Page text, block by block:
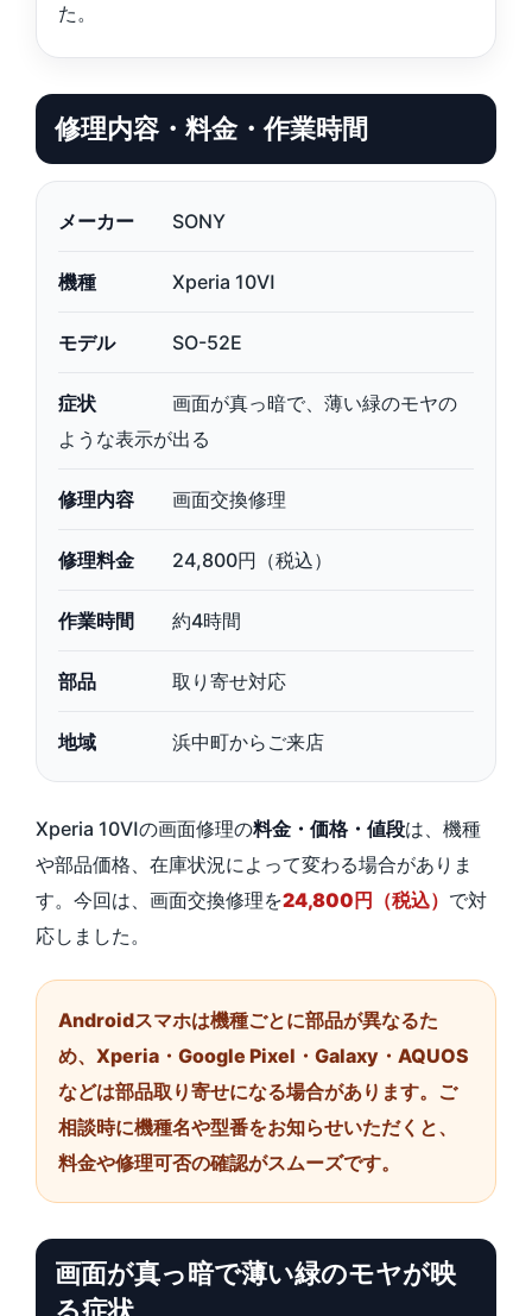
た。
修理内容・料金・作業時間
メーカー SONY
機種 Xperia 10Ⅵ
モデル SO-52E
症状
画面が真っ暗で、薄い緑のモヤの
ような表示が出る
修理内容 画面交換修理
修理料金 24,800円（税込）
作業時間 約4時間
部品 取り寄せ対応
地域 浜中町からご来店
Xperia 10Ⅵの画面修理の料金・価格・値段は、機種
や部品価格、在庫状況によって変わる場合がありま
す。今回は、画面交換修理を24,800円（税込） で対
応しました。
Androidスマホは機種ごとに部品が異なるた
め、Xperia・Google Pixel・Galaxy・AQUOS
などは部品取り寄せになる場合があります。ご
相談時に機種名や型番をお知らせいただくと、
料金や修理可否の確認がスムーズです。
画面が真っ暗で薄い緑のモヤが映